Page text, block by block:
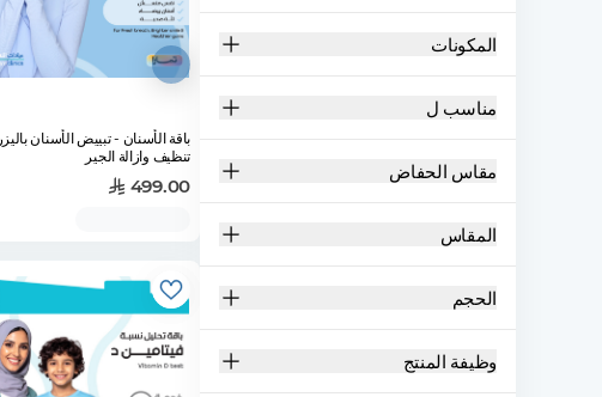
المكونات
مناسب ل
مقاس الحفاض
المقاس
الحجم
وظيفة المنتج
باقة الأسنان - تبييض الأسنان
تنظيف وازالة الجير
499.00